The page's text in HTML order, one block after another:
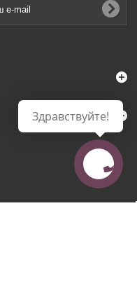
Здравствуйте!